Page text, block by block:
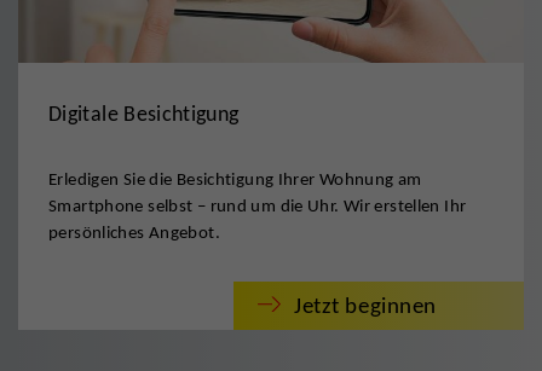
Digitale Besichtigung
Erledigen Sie die Besichtigung Ihrer Wohnung am
Smartphone selbst – rund um die Uhr. Wir erstellen Ihr
persönliches Angebot.
Jetzt beginnen